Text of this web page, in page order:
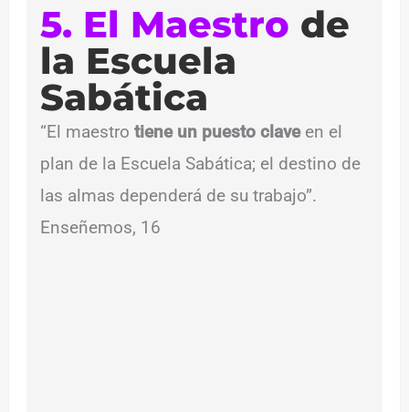
5. El Maestro de
la Escuela
Sabática
“El maestrotiene un puesto claveen el
plan de la Escuela Sabática; el destino de
las almas dependerá de su trabajo”.
Enseñemos, 16